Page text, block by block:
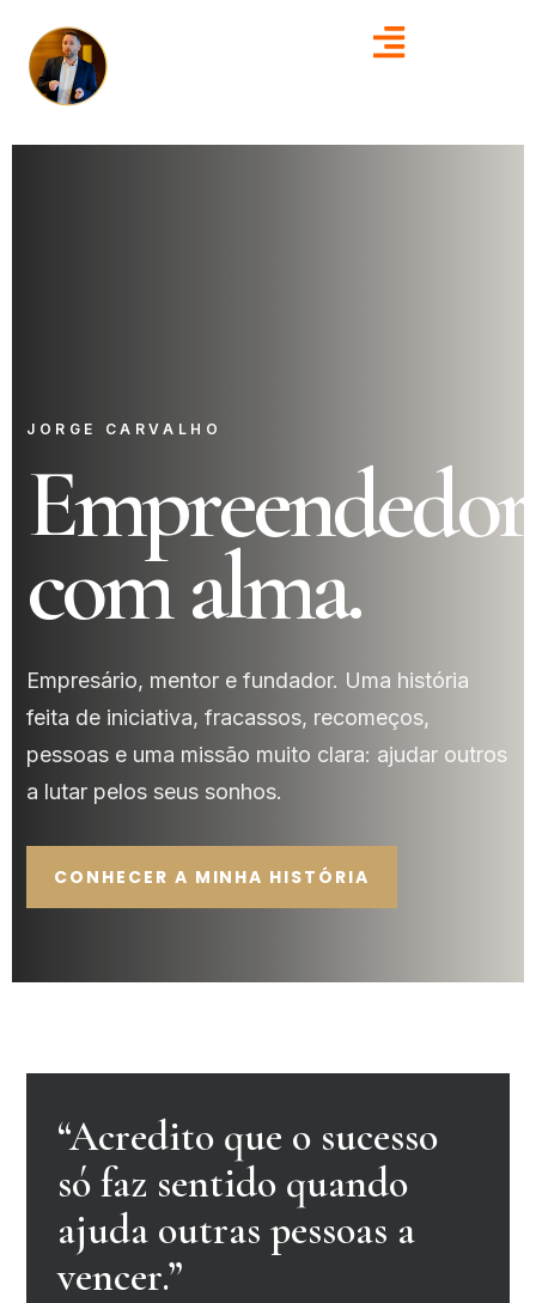
JORGE CARVALHO
com alma.
Empresário, mentor e fundador. Uma história
feita de iniciativa, fracassos, recomeços,
pessoas e uma missão muito clara: ajudar outros
a lutar pelos seus sonhos.
CONHECER A MINHA HISTÓRIA
“Acredito que o sucesso
só faz sentido quando
ajuda outras pessoas a
vencer.”